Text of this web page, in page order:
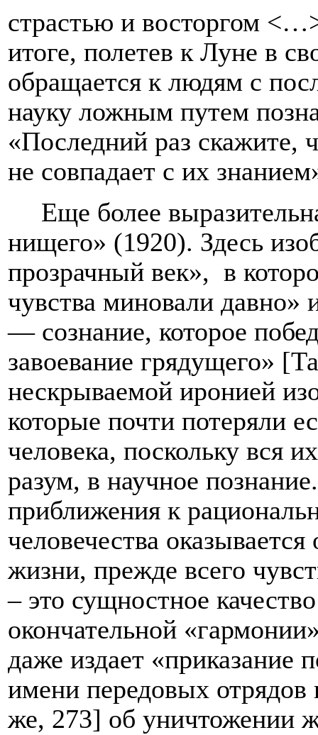
страстью и восторгом
итоге, полетев к Луне в
обращается к людям с
науку ложным путем
«Последний раз
не совпадает с их
Еще более
нищего» (1920). Здесь
прозрачный век», в
чувства миновали
— сознание, которое
завоевание грядущего»
нескрываемой иронией
которые почти потеряли
человека, поскольку вся
разум, в научное
приближения к
человечества
жизни, прежде всего
– это сущностное
окончательной
даже издает «приказание
имени передовых
же, 273] об уничтожении